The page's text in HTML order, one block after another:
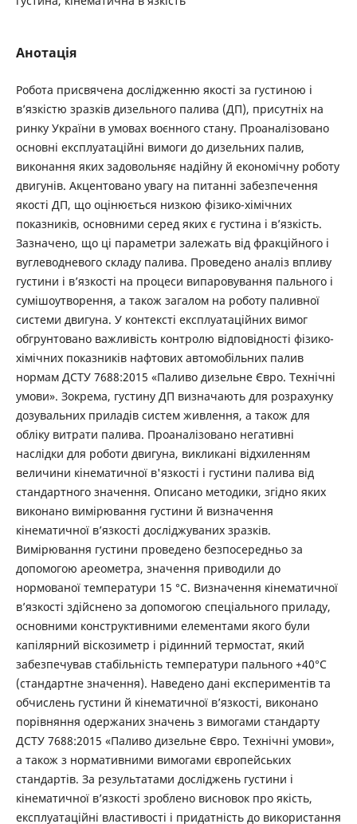
Анотація
Робота присвячена дослідженню якості за густиною і
в’язкістю зразків дизельного палива (ДП), присутніх на
ринку України в умовах воєнного стану. Проаналізовано
основні експлуатаційні вимоги до дизельних палив,
виконання яких задовольняє надійну й економічну роботу
двигунів. Акцентовано увагу на питанні забезпечення
якості ДП, що оцінюється низкою фізико-хімічних
показників, основними серед яких є густина і в’язкість.
Зазначено, що ці параметри залежать від фракційного і
вуглеводневого складу палива. Проведено аналіз впливу
густини і в’язкості на процеси випаровування пального і
сумішоутворення, а також загалом на роботу паливної
системи двигуна. У контексті експлуатаційних вимог
обгрунтовано важливість контролю відповідності фізико-
хімічних показників нафтових автомобільних палив
нормам ДСТУ 7688:2015 «Паливо дизельне Євро. Технічні
умови». Зокрема, густину ДП визначають для розрахунку
дозувальних приладів систем живлення, а також для
обліку витрати палива. Проаналізовано негативні
наслідки для роботи двигуна, викликані відхиленням
величини кінематичної в'язкості і густини палива від
стандартного значення. Описано методики, згідно яких
виконано вимірювання густини й визначення
кінематичної в’язкості досліджуваних зразків.
Вимірювання густини проведено безпосередньо за
допомогою ареометра, значення приводили до
нормованої температури 15 °С. Визначення кінематичної
в’язкості здійснено за допомогою спеціального приладу,
основними конструктивними елементами якого були
капілярний віскозиметр і рідинний термостат, який
забезпечував стабільність температури пального +40°С
(стандартне значення). Наведено дані експериментів та
обчислень густини й кінематичної в’язкості, виконано
порівняння одержаних значень з вимогами стандарту
ДСТУ 7688:2015 «Паливо дизельне Євро. Технічні умови»,
а також з нормативними вимогами європейських
стандартів. За результатами досліджень густини і
кінематичної в’язкості зроблено висновок про якість,
експлуатаційні властивості і придатність до використання